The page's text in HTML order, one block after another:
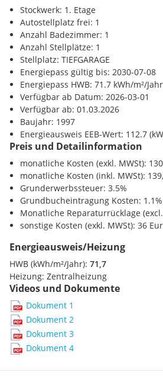
Universität <1000m
Höhere Schule <1250m
Nahversorgung
Supermarkt <500m
Bäckerei <250m
Einkaufszentrum <1000m
Verkehr
Autobahnanschluss <2750m
Bahnhof <2250m
Flughafen <8250m
Sonstige
Bank <500m
Post <500m
Polizei <1500m
Stockwerk: 1. Etage
Autostellplatz frei: 1
Anzahl Badezimmer: 1
Anzahl Stellplätze: 1
Stellplatz: TIEFGARAGE
Energiepass gültig bis: 2030-07-08
Energiepass HWB: 71.7 kWh/m²/Jahr
Verfügbar ab Datum: 2026-03-01
Verfügbar ab: 01.03.2026
Baujahr: 1997
Energieausweis EEB-Wert: 112.7
Preis und Detailinformation
monatliche Kosten (exkl. MWSt):
monatliche Kosten (inkl. MWSt):
Grunderwerbssteuer: 3.5%
Grundbucheintragung Kosten: 1.1%
Monatliche Reparaturrücklage
sonstige Kosten (exkl. MWSt): 36 Eur
Energieausweis/Heizung
HWB (kWh/m²/Jahr): 71,7
Heizung: Zentralheizung
Videos und Dokumente
Dokument 1
Dokument 2
Dokument 3
Dokument 4